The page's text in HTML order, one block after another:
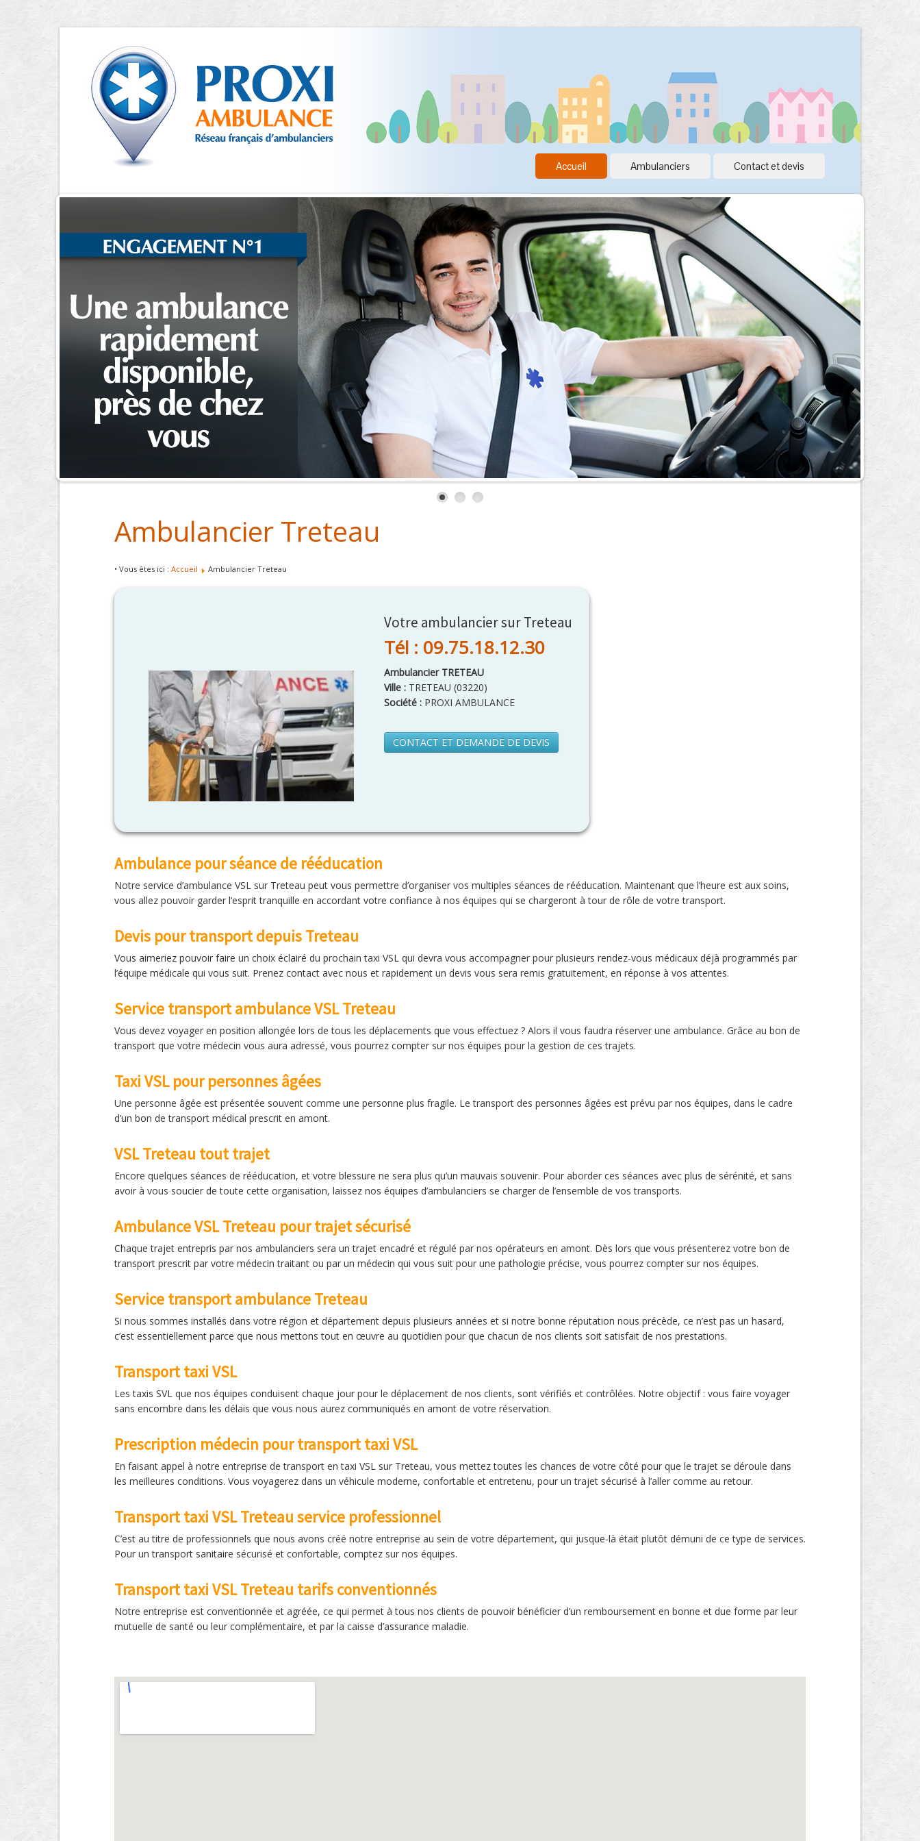
Accueil Ambulanciers Contact et devis
Ambulancier Treteau
• Vous êtes ici : Accueil Ambulancier Treteau
Votre ambulancier sur Treteau
Tél : 09.75.18.12.30
Ambulancier TRETEAU
Ville : TRETEAU (03220)
Société : PROXI AMBULANCE
CONTACT ET DEMANDE DE DEVIS
Ambulance pour séance de rééducation
Notre service d’ambulance VSL sur Treteau peut vous permettre d’organiser vos multiples séances de rééducation. Maintenant que l’heure est aux soins,
vous allez pouvoir garder l’esprit tranquille en accordant votre confiance à nos équipes qui se chargeront à tour de rôle de votre transport.
Devis pour transport depuis Treteau
Vous aimeriez pouvoir faire un choix éclairé du prochain taxi VSL qui devra vous accompagner pour plusieurs rendez-vous médicaux déjà programmés par
l’équipe médicale qui vous suit. Prenez contact avec nous et rapidement un devis vous sera remis gratuitement, en réponse à vos attentes.
Service transport ambulance VSL Treteau
Vous devez voyager en position allongée lors de tous les déplacements que vous effectuez ? Alors il vous faudra réserver une ambulance. Grâce au bon de
transport que votre médecin vous aura adressé, vous pourrez compter sur nos équipes pour la gestion de ces trajets.
Taxi VSL pour personnes âgées
Une personne âgée est présentée souvent comme une personne plus fragile. Le transport des personnes âgées est prévu par nos équipes, dans le cadre
d’un bon de transport médical prescrit en amont.
VSL Treteau tout trajet
Encore quelques séances de rééducation, et votre blessure ne sera plus qu’un mauvais souvenir. Pour aborder ces séances avec plus de sérénité, et sans
avoir à vous soucier de toute cette organisation, laissez nos équipes d’ambulanciers se charger de l’ensemble de vos transports.
Ambulance VSL Treteau pour trajet sécurisé
Chaque trajet entrepris par nos ambulanciers sera un trajet encadré et régulé par nos opérateurs en amont. Dès lors que vous présenterez votre bon de
transport prescrit par votre médecin traitant ou par un médecin qui vous suit pour une pathologie précise, vous pourrez compter sur nos équipes.
Service transport ambulance Treteau
Si nous sommes installés dans votre région et département depuis plusieurs années et si notre bonne réputation nous précède, ce n’est pas un hasard,
c’est essentiellement parce que nous mettons tout en œuvre au quotidien pour que chacun de nos clients soit satisfait de nos prestations.
Transport taxi VSL
Les taxis SVL que nos équipes conduisent chaque jour pour le déplacement de nos clients, sont vérifiés et contrôlées. Notre objectif : vous faire voyager
sans encombre dans les délais que vous nous aurez communiqués en amont de votre réservation.
Prescription médecin pour transport taxi VSL
En faisant appel à notre entreprise de transport en taxi VSL sur Treteau, vous mettez toutes les chances de votre côté pour que le trajet se déroule dans
les meilleures conditions. Vous voyagerez dans un véhicule moderne, confortable et entretenu, pour un trajet sécurisé à l’aller comme au retour.
Transport taxi VSL Treteau service professionnel
C’est au titre de professionnels que nous avons créé notre entreprise au sein de votre département, qui jusque-là était plutôt démuni de ce type de services.
Pour un transport sanitaire sécurisé et confortable, comptez sur nos équipes.
Transport taxi VSL Treteau tarifs conventionnés
Notre entreprise est conventionnée et agréée, ce qui permet à tous nos clients de pouvoir bénéficier d’un remboursement en bonne et due forme par leur
mutuelle de santé ou leur complémentaire, et par la caisse d’assurance maladie.